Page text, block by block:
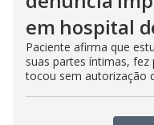
em hospital
Paciente afirma que
suas partes íntimas,
tocou sem autorização